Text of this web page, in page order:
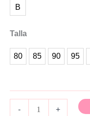
B
Talla
80 85 90 95
- +